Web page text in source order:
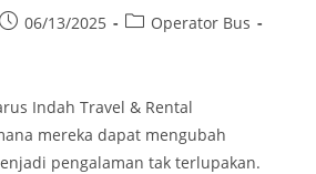
Post06/13/2025
PostOperator Bus
Indah Travel & Rental
mereka dapat mengubah
pengalaman tak terlupakan.